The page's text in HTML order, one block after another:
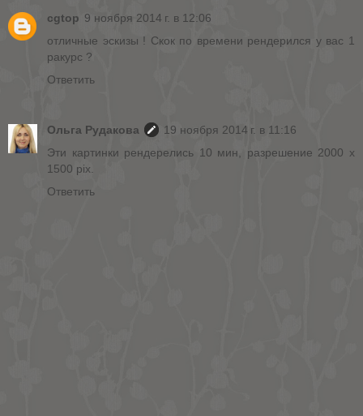
cgtop 9 ноября 2014 г. в 12:06
отличные эскизы ! Скок по времени рендерился у вас 1
ракурс ?
Ответить
Ольга Рудакова
19 ноября 2014 г. в 11:16
Эти картинки рендерелись 10 мин, разрешение 2000 х
1500 pix.
Ответить